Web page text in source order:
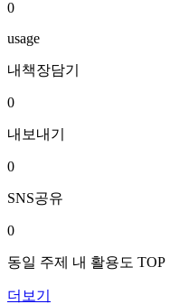
0
usage
내책장담기
0
내보내기
0
SNS공유
0
동일 주제 내 활용도 TOP
더보기